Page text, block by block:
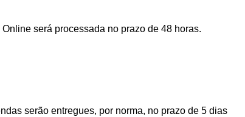
será processada no prazo de 48 horas.
serão entregues, por norma, no prazo de 5 dias